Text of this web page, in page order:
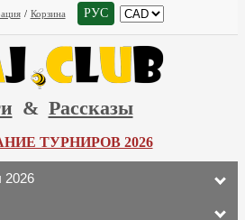
/ Корзина РУС
& Рассказы
ТУРНИРОВ 2026
2026